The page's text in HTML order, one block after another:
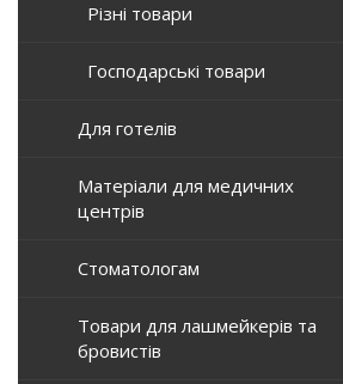
Різні товари
Господарські товари
Для готелів
Матеріали для медичних
центрів
Стоматологам
Товари для лашмейкерів та
бровистів